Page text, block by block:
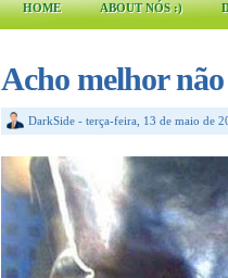
HOME ABOUT NÓS :)
Acho melhor
DarkSide - terça-feira, 13 de maio de